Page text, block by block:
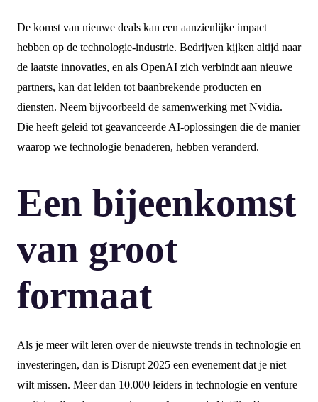
De komst van nieuwe deals kan een aanzienlijke impact
hebben op de technologie-industrie. Bedrijven kijken altijd naar
de laatste innovaties, en als OpenAI zich verbindt aan nieuwe
partners, kan dat leiden tot baanbrekende producten en
diensten. Neem bijvoorbeeld de samenwerking met Nvidia.
Die heeft geleid tot geavanceerde AI-oplossingen die de manier
waarop we technologie benaderen, hebben veranderd.
Een bijeenkomst
van groot
formaat
Als je meer wilt leren over de nieuwste trends in technologie en
investeringen, dan is Disrupt 2025 een evenement dat je niet
wilt missen. Meer dan 10.000 leiders in technologie en venture